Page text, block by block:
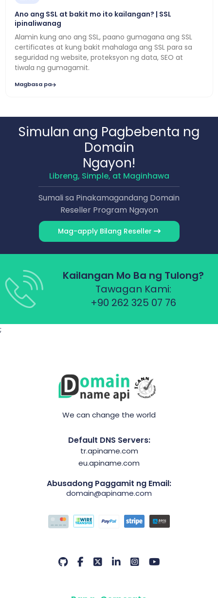
Ano ang SSL at bakit mo ito kailangan? | SSL
ipinaliwanag
Alamin kung ano ang SSL, paano gumagana ang SSL
certificates at kung bakit mahalaga ang SSL para sa
seguridad ng website, proteksyon ng data, SEO at
tiwala ng gumagamit.
Magbasa pa
Simulan ang Pagbebenta ng
Domain
Ngayon!
Libreng, Simple, at Maginhawa
Sumali sa Pinakamagandang Domain
Reseller Program Ngayon
Mag-apply Bilang Reseller
Kailangan Mo Ba ng Tulong?
Tawagan Kami:
+90 262 325 07 76
;
We can change the world
Default DNS Servers:
tr.apiname.com
eu.apiname.com
Abusadong Paggamit ng Email:
domain@apiname.com